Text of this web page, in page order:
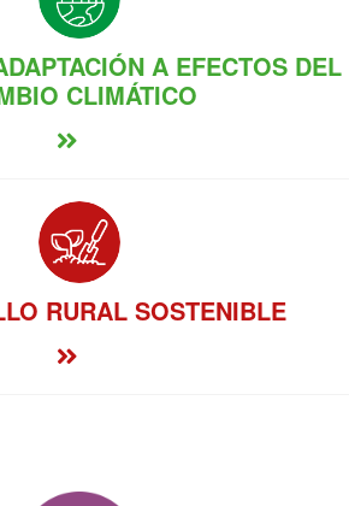
A EFECTOS DEL
CLIMÁTICO
RURAL SOSTENIBLE